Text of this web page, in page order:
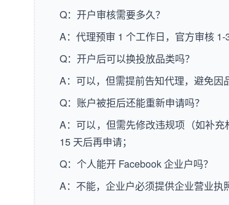
Q：开户审核需要多久？
A：代理预审 1 个工作日，官方审核 1-
Q：开户后可以换投放品类吗？
A：可以，但需提前告知代理，避免因
Q：账户被拒后还能重新申请吗？
A：可以，但需先修改违规项（如补
15 天后再申请；
Q：个人能开 Facebook 企业户吗？
A：不能，企业户必须提供企业营业执